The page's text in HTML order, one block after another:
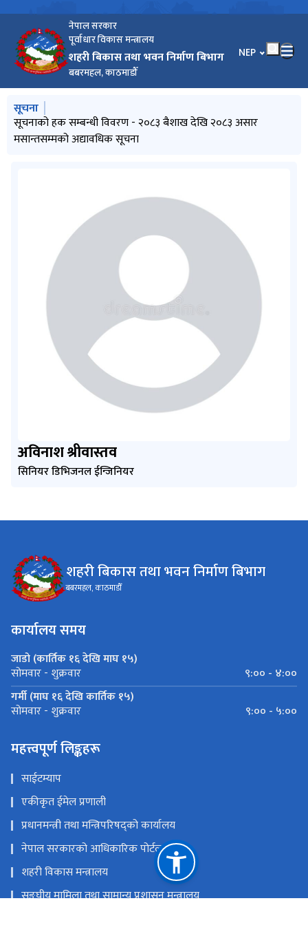
नेपाल सरकार
पूर्वाधार विकास मन्त्रालय
शहरी बिकास तथा भवन निर्माण बिभाग
बबरमहल, काठमाडौँ
भाषा चयन गर्नुहोस्
NEP
मुख्य नेभिगेसनमा जानुहोस्
सूचना
Pre-bid Querries सम्बन्धि सूचना |
सूचनाको हक सम्बन्धी विवरण - २०८३ बैशाख देखि २०८३ असार
मसान्तसम्मको अद्यावधिक सूचना
प्रस्ताव स्वीकृतिको आशयपत्र
आर्थिक प्रस्ताव खोल्न आउने बारे सूचना
Re-invitation for sealed quotation : Procurement of
Electronic Equipment (DUDBC/SQ/GOODS/ 05/082-83 )
अविनाश श्रीवास्तव
सिनियर डिभिजनल ईन्जिनियर
शहरी बिकास तथा भवन निर्माण बिभाग
बबरमहल, काठमाडौँ
कार्यालय समय
जाडो (कार्तिक १६ देखि माघ १५)
सोमवार - शुक्रवार
९:०० - ४:००
गर्मी (माघ १६ देखि कार्तिक १५)
सोमवार - शुक्रवार ९:०० - ५:००
महत्त्वपूर्ण लिङ्कहरू
साईटम्याप
एकीकृत ईमेल प्रणाली
प्रधानमन्त्री तथा मन्त्रिपरिषद्को कार्यालय
नेपाल सरकारको आधिकारिक पोर्टल
शहरी विकास मन्त्रालय
सङ्‍घीय मामिला तथा सामान्य प्रशासन मन्त्रालय